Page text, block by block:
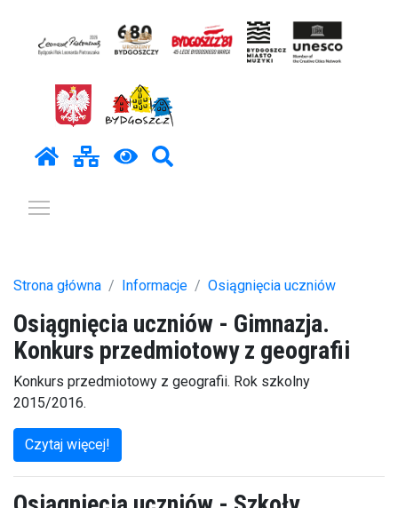
Strona główna Informacje Osiągnięcia uczniów
Osiągnięcia uczniów - Gimnazja.
Konkurs przedmiotowy z geografii
Konkurs przedmiotowy z geografii. Rok szkolny
2015/2016.
Czytaj więcej!